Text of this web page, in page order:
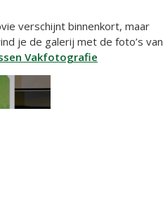
verschijnt binnenkort, maar
je de galerij met de foto’s van
Vakfotografie